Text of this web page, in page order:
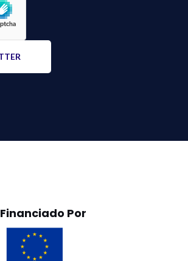
Financiado Por